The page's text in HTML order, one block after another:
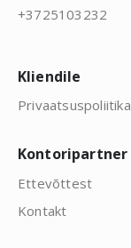
+3725103232
Kliendile
Privaatsuspoliitika
Kontoripartner
Ettevõttest
Kontakt